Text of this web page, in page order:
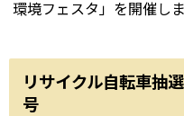
環境フェスタ」を開催しま
リサイクル自転車抽
号